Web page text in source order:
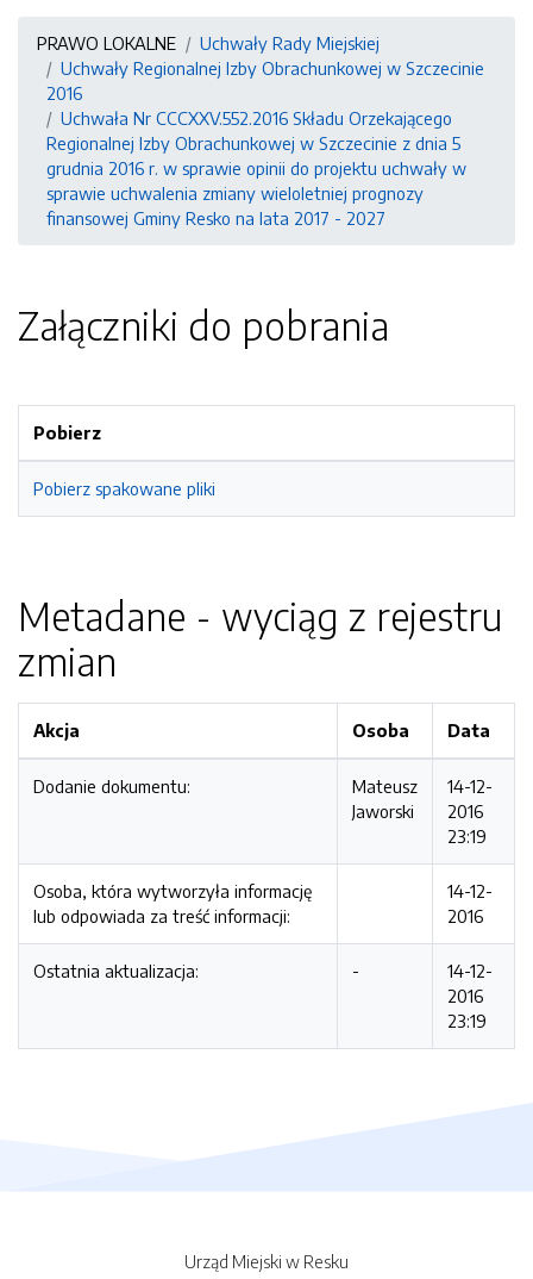
PRAWO LOKALNE
Uchwały Rady Miejskiej
Uchwały Regionalnej Izby Obrachunkowej w Szczecinie
2016
Uchwała Nr CCCXXV.552.2016 Składu Orzekającego
Regionalnej Izby Obrachunkowej w Szczecinie z dnia 5
grudnia 2016 r. w sprawie opinii do projektu uchwały w
sprawie uchwalenia zmiany wieloletniej prognozy
finansowej Gminy Resko na lata 2017 - 2027
Załączniki do pobrania
Pobierz
Pobierz spakowane pliki
Metadane - wyciąg z rejestru
zmian
Akcja Osoba Data
Dodanie dokumentu:
Mateusz
Jaworski
14-12-
2016
23:19
Osoba, która wytworzyła informację
lub odpowiada za treść informacji:
14-12-
2016
Ostatnia aktualizacja: -
14-12-
2016
23:19
Urząd Miejski w Resku